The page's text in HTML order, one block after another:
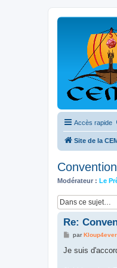
Accès rapide
Site de la
Modérateur : Le
Re:
M
s
parKloup4ever
Je suis